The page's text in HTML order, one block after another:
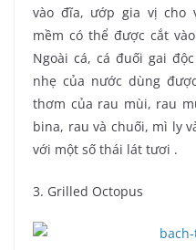
vào đĩa, ướp gia vị cho
mềm có thể được cắt
Ngoài cá, cá đuối gai
nhẹ của nước dùng
thơm của rau mùi, rau
bina, rau và chuối, mì ly
với một số thái lát tươi .
3. Grilled Octopus